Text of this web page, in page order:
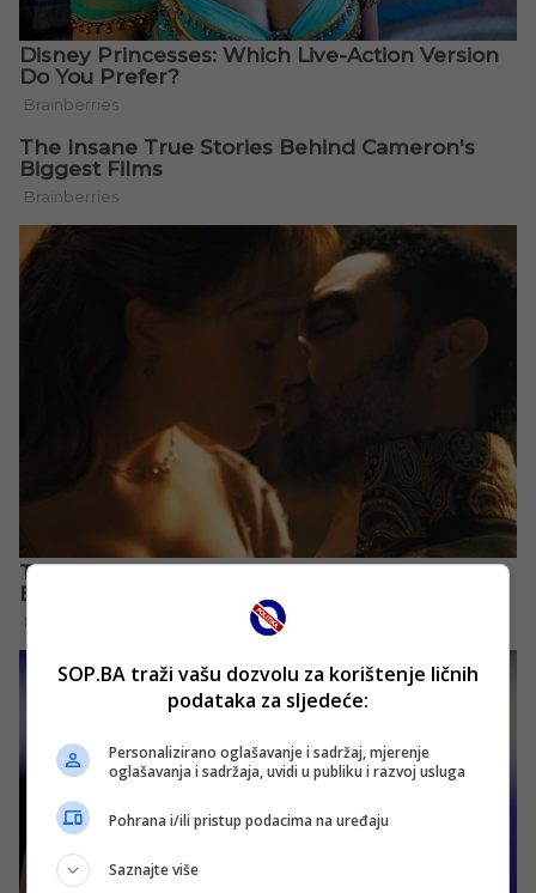
SOP.BA traži vašu dozvolu za korištenje ličnih
podataka za sljedeće:
Personalizirano oglašavanje i sadržaj, mjerenje
oglašavanja i sadržaja, uvidi u publiku i razvoj usluga
Pohrana i/ili pristup podacima na uređaju
Saznajte više